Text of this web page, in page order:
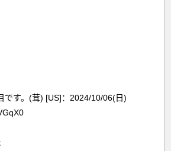
です。(茸) [US]：2024/10/06(日)